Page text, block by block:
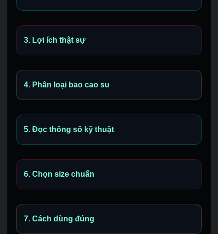
3. Lợi ích thật sự
4. Phân loại bao cao su
5. Đọc thông số kỹ thuật
6. Chọn size chuẩn
7. Cách dùng đúng